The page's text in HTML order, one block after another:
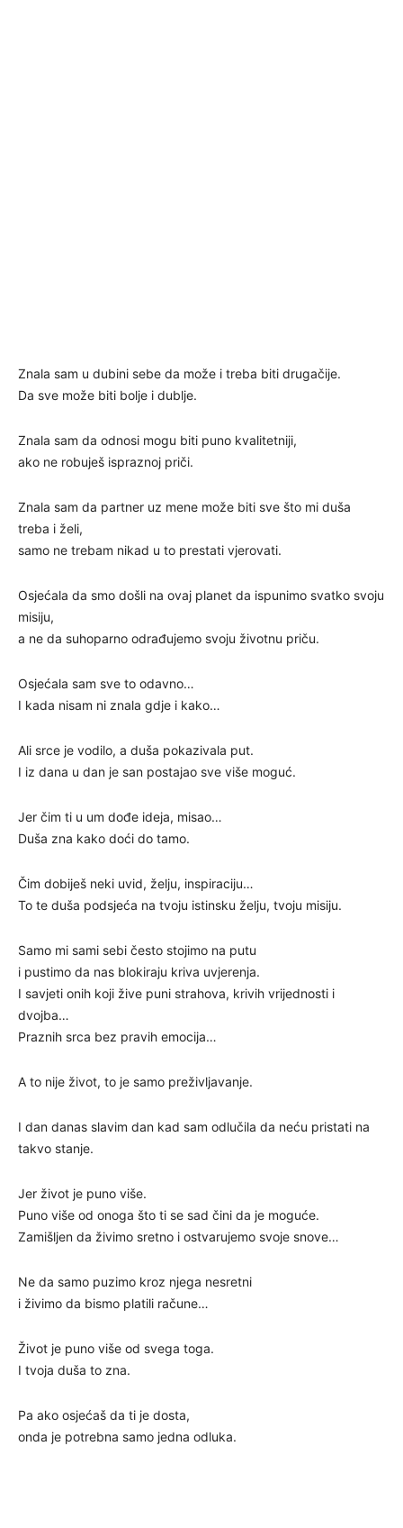
Znala sam u dubini sebe da može i treba biti drugačije.
Da sve može biti bolje i dublje.
Znala sam da odnosi mogu biti puno kvalitetniji,
ako ne robuješ ispraznoj priči.
Znala sam da partner uz mene može biti sve što mi duša
treba i želi,
samo ne trebam nikad u to prestati vjerovati.
Osjećala da smo došli na ovaj planet da ispunimo svatko svoju
misiju,
a ne da suhoparno odrađujemo svoju životnu priču.
Osjećala sam sve to odavno…
I kada nisam ni znala gdje i kako…
Ali srce je vodilo, a duša pokazivala put.
I iz dana u dan je san postajao sve više moguć.
Jer čim ti u um dođe ideja, misao…
Duša zna kako doći do tamo.
Čim dobiješ neki uvid, želju, inspiraciju…
To te duša podsjeća na tvoju istinsku želju, tvoju misiju.
Samo mi sami sebi često stojimo na putu
i pustimo da nas blokiraju kriva uvjerenja.
I savjeti onih koji žive puni strahova, krivih vrijednosti i
dvojba…
Praznih srca bez pravih emocija…
A to nije život, to je samo preživljavanje.
I dan danas slavim dan kad sam odlučila da neću pristati na
takvo stanje.
Jer život je puno više.
Puno više od onoga što ti se sad čini da je moguće.
Zamišljen da živimo sretno i ostvarujemo svoje snove…
Ne da samo puzimo kroz njega nesretni
i živimo da bismo platili račune…
Život je puno više od svega toga.
I tvoja duša to zna.
Pa ako osjećaš da ti je dosta,
onda je potrebna samo jedna odluka.